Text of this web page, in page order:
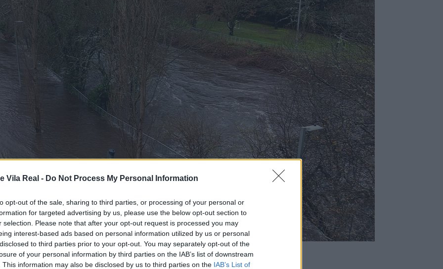
Vila Real - Do Not Process My Personal Information
opt-out of the sale, sharing to third parties, or processing of your personal or
for targeted advertising by us, please use the below opt-out section to
selection. Please note that after your opt-out request is processed you may
interest-based ads based on personal information utilized by us or personal
to third parties prior to your opt-out. You may separately opt-out of the
of your personal information by third parties on the IAB’s list of downstream
This information may also be disclosed by us to third parties on the IAB’s List of